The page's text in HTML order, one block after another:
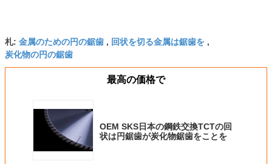
札: 金属のための円の鋸歯 , 回状を切る金属は鋸歯を ,
炭化物の円の鋸歯
最高の価格で
OEM SKS日本の鋼鉄交換TCTの回
状は円鋸歯が炭化物鋸歯をことを